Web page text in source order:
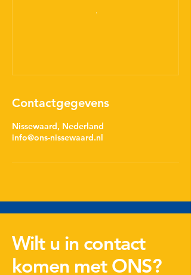
Contactgegevens
Nissewaard, Nederland
info@ons-nissewaard.nl
Wilt u in contact
komen met ONS?